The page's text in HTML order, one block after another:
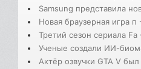
Samsung представила
Новая браузерная игра п
Третий сезон сериала Fa
Ученые создали ИИ-
Актёр озвучки GTA V был